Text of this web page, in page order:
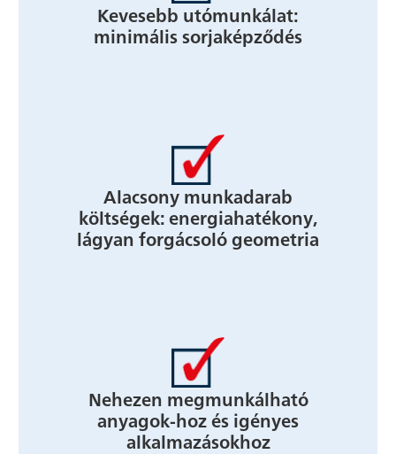
Kevesebb utómunkálat:
minimális sorjaképződés
Alacsony munkadarab
költségek: energiahatékony,
lágyan forgácsoló geometria
Nehezen megmunkálható
anyagok-hoz és igényes
alkalmazásokhoz